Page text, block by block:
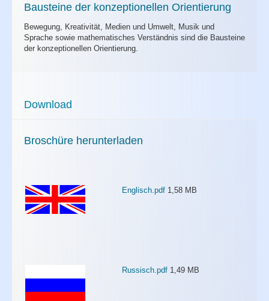
Bausteine der konzeptionellen Orientierung
Bewegung, Kreativität, Medien und Umwelt, Musik und
Sprache sowie mathematisches Verständnis sind die Bausteine
der konzeptionellen Orientierung.
Download
Broschüre herunterladen
Englisch.pdf 1,58 MB
Russisch.pdf 1,49 MB